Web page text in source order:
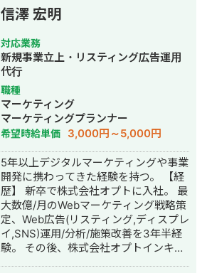
「基本情報技術者試験」で3位獲得（約
1.6万PV/月） ・個人ブログ開設から3
か月で1万PV達成 ＜Web広告＞ ・リス
ティング広告：CV単価1300円台達成
（留学エージェントの資料請求） ・リ
スティング広告：CV単価50%削減達成
（オンライン教育講座の申込） ※守秘
義務の都合上、記載できない実績もご
ざいます。 個別にはお話できるものも
ございますので、ご興味を持っていた
だけましたらお気軽にご連絡くださ
い。 ▼活動時間／連絡について フリー
ランス専業ですので、基本的にはすぐ
にご連絡ができるかと存じます。 状況
によってご返信が遅くなる場合もござ
いますが、必ず24時間以内にご返信い
たします。 ご興味持っていただけまし
たら、メッセージでお気軽にお声がけ
ください。 どうぞよろしくお願いいた
うになり、ある広告媒体で歴代日本一
になることができました。
信澤 宏明
対応業務
新規事業立上・リスティング広告運用
代行
職種
マーケティング
マーケティングプランナー
希望時給単価 3,000円～5,000円
5年以上デジタルマーケティングや事業
開発に携わってきた経験を持つ。 【経
歴】 新卒で株式会社オプトに入社。 最
大数億/月のWebマーケティング戦略策
定、Web広告(リスティング,ディスプレ
イ,SNS)運用/分析/施策改善を3年半経
験。 その後、株式会社オプトインキュ